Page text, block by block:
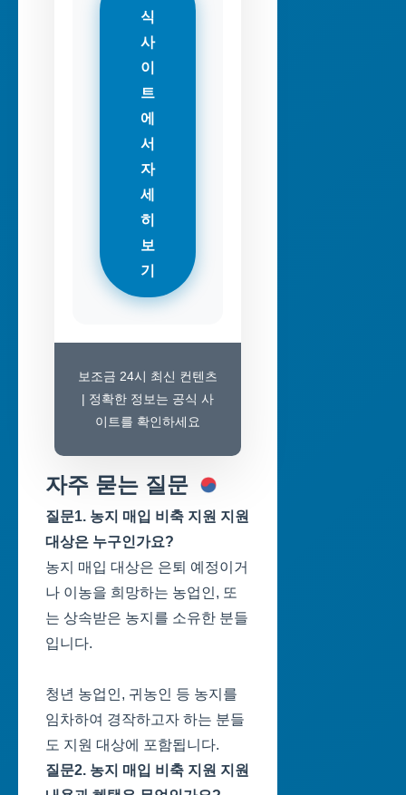
식
사
이
트
에
서
자
세
히
보
기
보조금 24시 최신 컨텐츠
| 정확한 정보는 공식 사
이트를 확인하세요
자주 묻는 질문
질문1. 농지 매입 비축 지원 지원
대상은 누구인가요?
농지 매입 대상은 은퇴 예정이거
나 이농을 희망하는 농업인, 또
는 상속받은 농지를 소유한 분들
입니다.
청년 농업인, 귀농인 등 농지를
임차하여 경작하고자 하는 분들
도 지원 대상에 포함됩니다.
질문2. 농지 매입 비축 지원 지원